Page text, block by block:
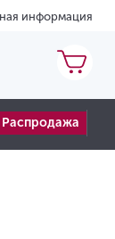
информация
Распродажа